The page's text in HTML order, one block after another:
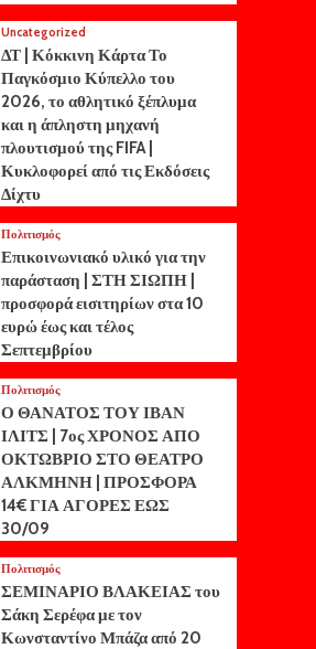
Uncategorized
ΔΤ | Κόκκινη Κάρτα Το
Παγκόσμιο Κύπελλο του
2026, το αθλητικό ξέπλυμα
και η άπληστη μηχανή
πλουτισμού της FIFA |
Κυκλοφορεί από τις Εκδόσεις
Δίχτυ
Πολιτισμός
Επικοινωνιακό υλικό για την
παράσταση | ΣΤΗ ΣΙΩΠΗ |
προσφορά εισιτηρίων στα 10
ευρώ έως και τέλος
Σεπτεμβρίου
Πολιτισμός
Ο ΘΑΝΑΤΟΣ ΤΟΥ ΙΒΑΝ
ΙΛΙΤΣ | 7ος ΧΡΟΝΟΣ ΑΠΟ
ΟΚΤΩΒΡΙΟ ΣΤΟ ΘΕΑΤΡΟ
ΑΛΚΜΗΝΗ | ΠΡΟΣΦΟΡΑ
14€ ΓΙΑ ΑΓΟΡΕΣ ΕΩΣ
30/09
Πολιτισμός
ΣΕΜΙΝΑΡΙΟ ΒΛΑΚΕΙΑΣ του
Σάκη Σερέφα με τον
Κωνσταντίνο Μπάζα από 20